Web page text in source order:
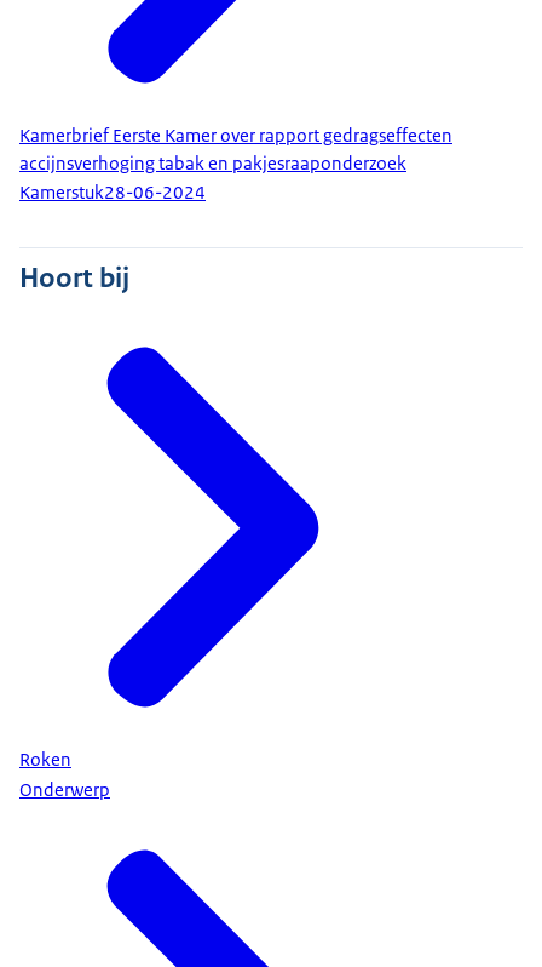
Kamerbrief Eerste Kamer over rapport gedragseffecten
accijnsverhoging tabak en pakjesraaponderzoek
Kamerstuk28-06-2024
Hoort bij
Roken
Onderwerp